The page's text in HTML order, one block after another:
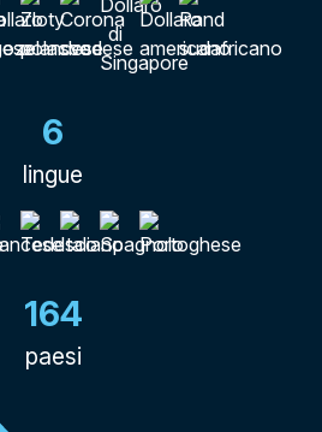
6
lingue
164
paesi